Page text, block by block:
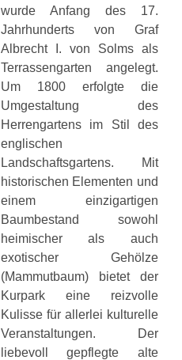
wurde Anfang des 17.
Jahrhunderts von Graf
Albrecht I. von Solms als
Terrassengarten angelegt.
Um 1800 erfolgte die
Umgestaltung des
Herrengartens im Stil des
englischen
Landschaftsgartens. Mit
historischen Elementen und
einem einzigartigen
Baumbestand sowohl
heimischer als auch
exotischer Gehölze
(Mammutbaum) bietet der
Kurpark eine reizvolle
Kulisse für allerlei kulturelle
Veranstaltungen. Der
liebevoll gepflegte alte